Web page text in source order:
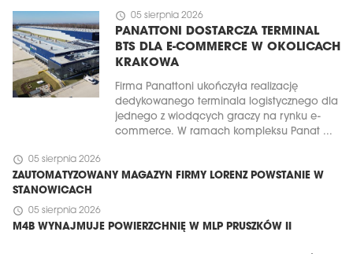
schedule 05 sierpnia 2026
PANATTONI DOSTARCZA TERMINAL
BTS DLA E-COMMERCE W OKOLICACH
KRAKOWA
Firma Panattoni ukończyła realizację
dedykowanego terminala logistycznego dla
jednego z wiodących graczy na rynku e-
commerce. W ramach kompleksu Panat ...
schedule 05 sierpnia 2026
ZAUTOMATYZOWANY MAGAZYN FIRMY LORENZ POWSTANIE W
STANOWICACH
schedule 05 sierpnia 2026
M4B WYNAJMUJE POWIERZCHNIĘ W MLP PRUSZKÓW II